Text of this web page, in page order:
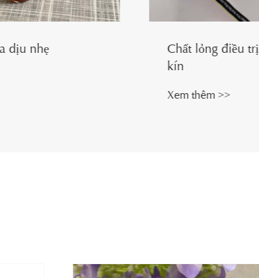
Chất lỏng điều trị mụn trứng cá